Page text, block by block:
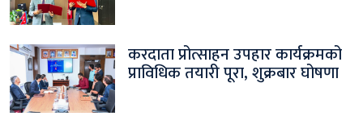
करदाता प्रोत्साहन उपहार कार्यक्रमको
प्राविधिक तयारी पूरा, शुक्रबार घोषणा